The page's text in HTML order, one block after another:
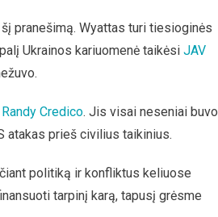
pranešimą. Wyattas turi tiesioginės
Ukrainos kariuomenė taikėsi JAV
Credico. Jis visai neseniai buvo
atakas prieš civilius taikinius.
politiką ir konfliktus keliuose
tarpinį karą, tapusį grėsme